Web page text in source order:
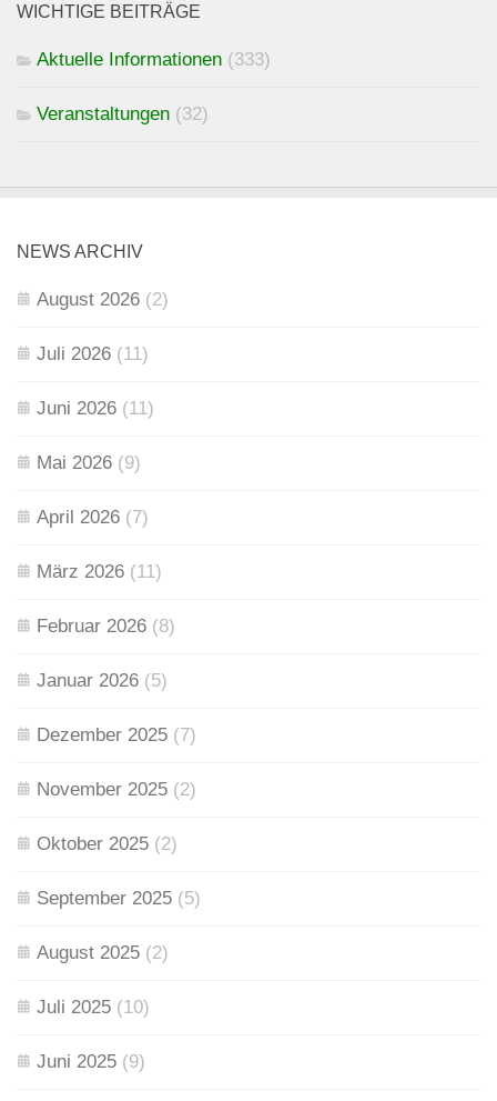
WICHTIGE BEITRÄGE
Aktuelle Informationen (333)
Veranstaltungen (32)
NEWS ARCHIV
August 2026 (2)
Juli 2026 (11)
Juni 2026 (11)
Mai 2026 (9)
April 2026 (7)
März 2026 (11)
Februar 2026 (8)
Januar 2026 (5)
Dezember 2025 (7)
November 2025 (2)
Oktober 2025 (2)
September 2025 (5)
August 2025 (2)
Juli 2025 (10)
Juni 2025 (9)